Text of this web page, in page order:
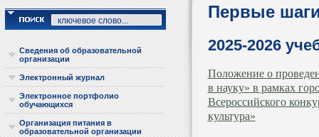
Сведения об образовательной
организации
Электронный журнал
Электронное портфолио
обучающихся
Организация питания в
образовательной организации
Первые
2025-2026
Положение о
в науку» в рамках
Всероссийского
культура»